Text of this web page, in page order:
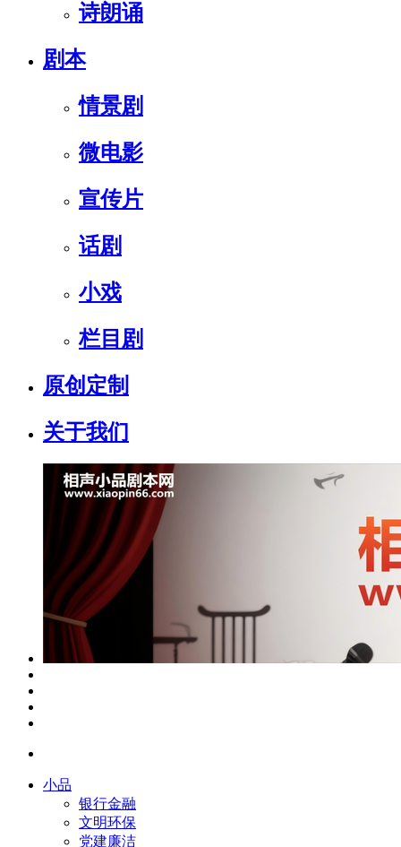
诗朗诵
剧本
情景剧
微电影
宣传片
话剧
小戏
栏目剧
原创定制
关于我们
小品
银行金融
文明环保
党建廉洁